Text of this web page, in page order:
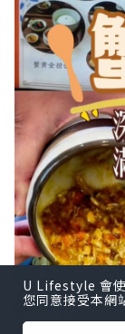
U Lifestyle 會
您同意接受本網